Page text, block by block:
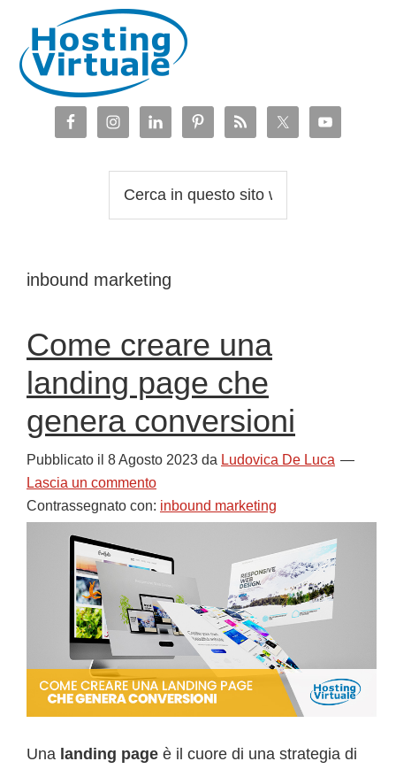
navigazione
primaria
contenuto
principale
barra
laterale
piè
web
inbound marketing
Come creare una
landing page che
genera conversioni
Pubblicato il 8 Agosto 2023 da Ludovica De Luca
Lascia un commento
Contrassegnato con: inbound marketing
Una landing page è il cuore di una strategia di